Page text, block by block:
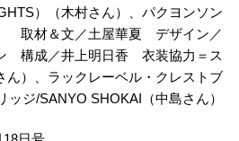
）（木村さん）、パクヨンソン
） 取材＆文／土屋華夏 デザイン／
構成／井上明日香 衣装協力＝ス
ん）、ラックレーベル・クレストブ
ッジ/SANYO SHOKAI（中島さん）